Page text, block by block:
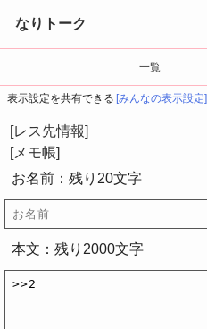
なりトーク
一覧
表示設定を共有できる [みんなの表示設定]
[レス先情報]
[メモ帳]
お名前：残り 20文字
本文：残り 2000文字